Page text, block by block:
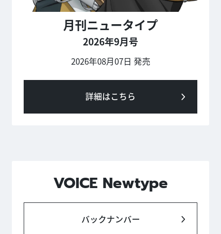
月刊ニュータイプ
2026年9月号
2026年08月07日 発売
詳細はこちら
VOICE Newtype
バックナンバー